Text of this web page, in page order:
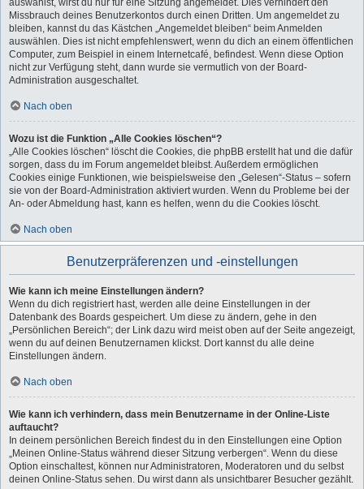
auswählst, wirst du nur für eine Sitzung angemeldet. Dies verhindert den
Missbrauch deines Benutzerkontos durch einen Dritten. Um angemeldet zu
bleiben, kannst du das Kästchen „Angemeldet bleiben“ beim Anmelden
auswählen. Dies ist nicht empfehlenswert, wenn du dich an einem öffentlichen
Computer, zum Beispiel in einem Internetcafé, befindest. Wenn diese Option
nicht zur Verfügung steht, dann wurde sie vermutlich von der Board-
Administration ausgeschaltet.
Nach oben
Wozu ist die Funktion „Alle Cookies löschen“?
„Alle Cookies löschen“ löscht die Cookies, die phpBB erstellt hat und die dafür
sorgen, dass du im Forum angemeldet bleibst. Außerdem ermöglichen
Cookies einige Funktionen, wie beispielsweise den „Gelesen“-Status – sofern
sie von der Board-Administration aktiviert wurden. Wenn du Probleme bei der
An- oder Abmeldung hast, kann es helfen, wenn du die Cookies löscht.
Nach oben
Benutzerpräferenzen und -einstellungen
Wie kann ich meine Einstellungen ändern?
Wenn du dich registriert hast, werden alle deine Einstellungen in der
Datenbank des Boards gespeichert. Um diese zu ändern, gehe in den
„Persönlichen Bereich“; der Link dazu wird meist oben auf der Seite angezeigt,
wenn du auf deinen Benutzernamen klickst. Dort kannst du alle deine
Einstellungen ändern.
Nach oben
Wie kann ich verhindern, dass mein Benutzername in der Online-Liste
auftaucht?
In deinem persönlichen Bereich findest du in den Einstellungen eine Option
„Meinen Online-Status während dieser Sitzung verbergen“. Wenn du diese
Option einschaltest, können nur Administratoren, Moderatoren und du selbst
deinen Online-Status sehen. Du wirst dann als unsichtbarer Besucher gezählt.